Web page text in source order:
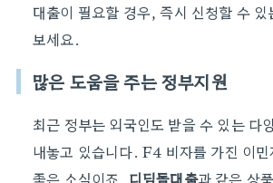
대출이 필요할 경우, 즉시 신청할 수 있
보세요.
많은 도움을 주는 정부지원
최근 정부는 외국인도 받을 수 있는 다
내놓고 있습니다. F4 비자를 가진 이
좋은 소식이죠. 디딤돌대출과 같은 상